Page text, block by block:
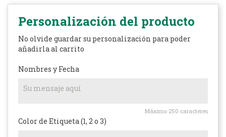
Personalización del producto
No olvide guardar su personalización para poder
añadirla al carrito
Nombres y Fecha
Máximo 250 caracteres
Color de Etiqueta (1, 2 o 3)